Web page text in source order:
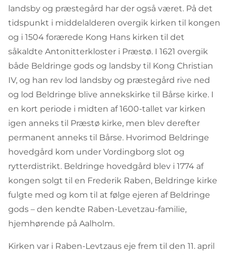
landsby og præstegård har der også været. På det
tidspunkt i middelalderen overgik kirken til kongen
og i 1504 forærede Kong Hans kirken til det
såkaldte Antonitterkloster i Præstø. I 1621 overgik
både Beldringe gods og landsby til Kong Christian
IV, og han rev lod landsby og præstegård rive ned
og lod Beldringe blive annekskirke til Bårse kirke. I
en kort periode i midten af 1600-tallet var kirken
igen anneks til Præstø kirke, men blev derefter
permanent anneks til Bårse. Hvorimod Beldringe
hovedgård kom under Vordingborg slot og
rytterdistrikt. Beldringe hovedgård blev i 1774 af
kongen solgt til en Frederik Raben, Beldringe kirke
fulgte med og kom til at følge ejeren af Beldringe
gods – den kendte Raben-Levetzau-familie,
hjemhørende på Aalholm.
Kirken var i Raben-Levtzaus eje frem til den 11. april